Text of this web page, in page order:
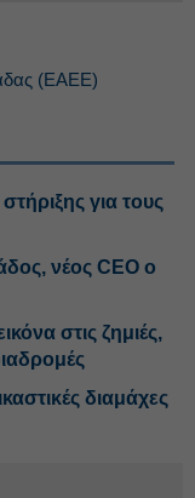
(ΕΑΕΕ)
για τους
νέος CEO ο
στις ζημιές,
διαμάχες